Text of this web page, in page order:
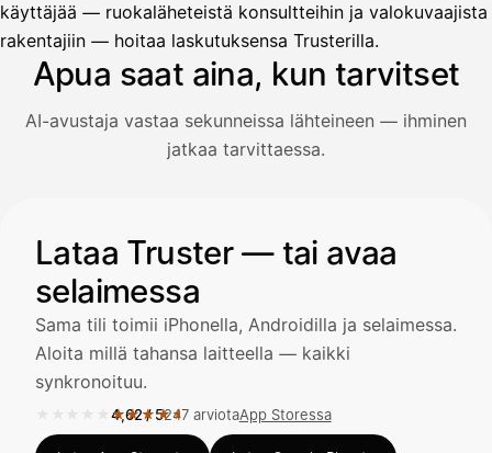
käyttäjää — ruokaläheteistä konsultteihin ja valokuvaajista
rakentajiin — hoitaa laskutuksensa Trusterilla.
Apua saat aina, kun tarvitset
AI-avustaja vastaa sekunneissa lähteineen — ihminen
jatkaa tarvittaessa.
Hei! Miten voin auttaa?
Avaa Kuitit-välilehti ja valitse
Kirjoita viesti…
Lataa Truster — tai avaa
selaimessa
Sama tili toimii iPhonella, Androidilla ja selaimessa.
Aloita millä tahansa laitteella — kaikki
synkronoituu.
★★★★★
Arvosana 4,62 / 5 App Storessa, 247 arviota.
4,62/5247 arviotaApp Storessa